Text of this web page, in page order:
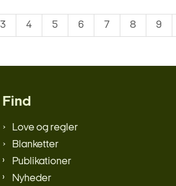
3 4 5 6 7 8 9
Find
Love og regler
Blanketter
Publikationer
Nyheder